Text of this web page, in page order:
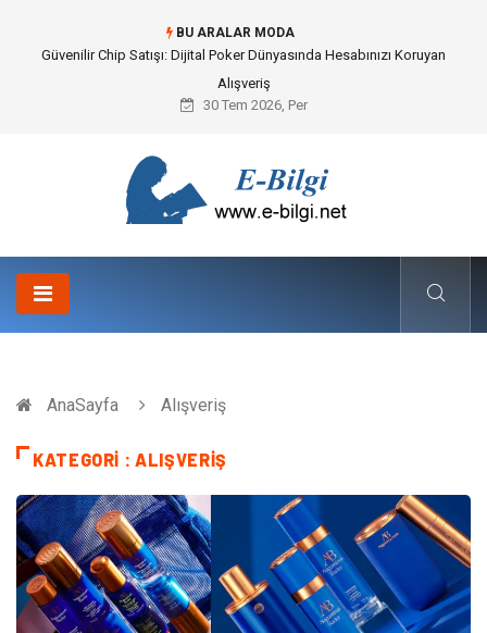
BU ARALAR MODA
Bahçe Çiti Kültürü ve Modern Peyzaj Mimarisindeki Hayati Rolü
30 Tem 2026, Per
AnaSayfa Alışveriş
KATEGORI : ALIŞVERIŞ